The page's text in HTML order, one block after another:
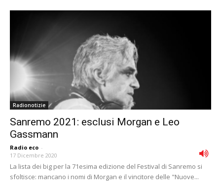
Radionotizie
Sanremo 2021: esclusi Morgan e Leo
Gassmann
Radio eco -
17 Dicembre 2020
La lista dei big per la 71esima edizione del Festival di Sanremo si
sfoltisce: mancano i nomi di Morgan e il vincitore delle "Nuove...